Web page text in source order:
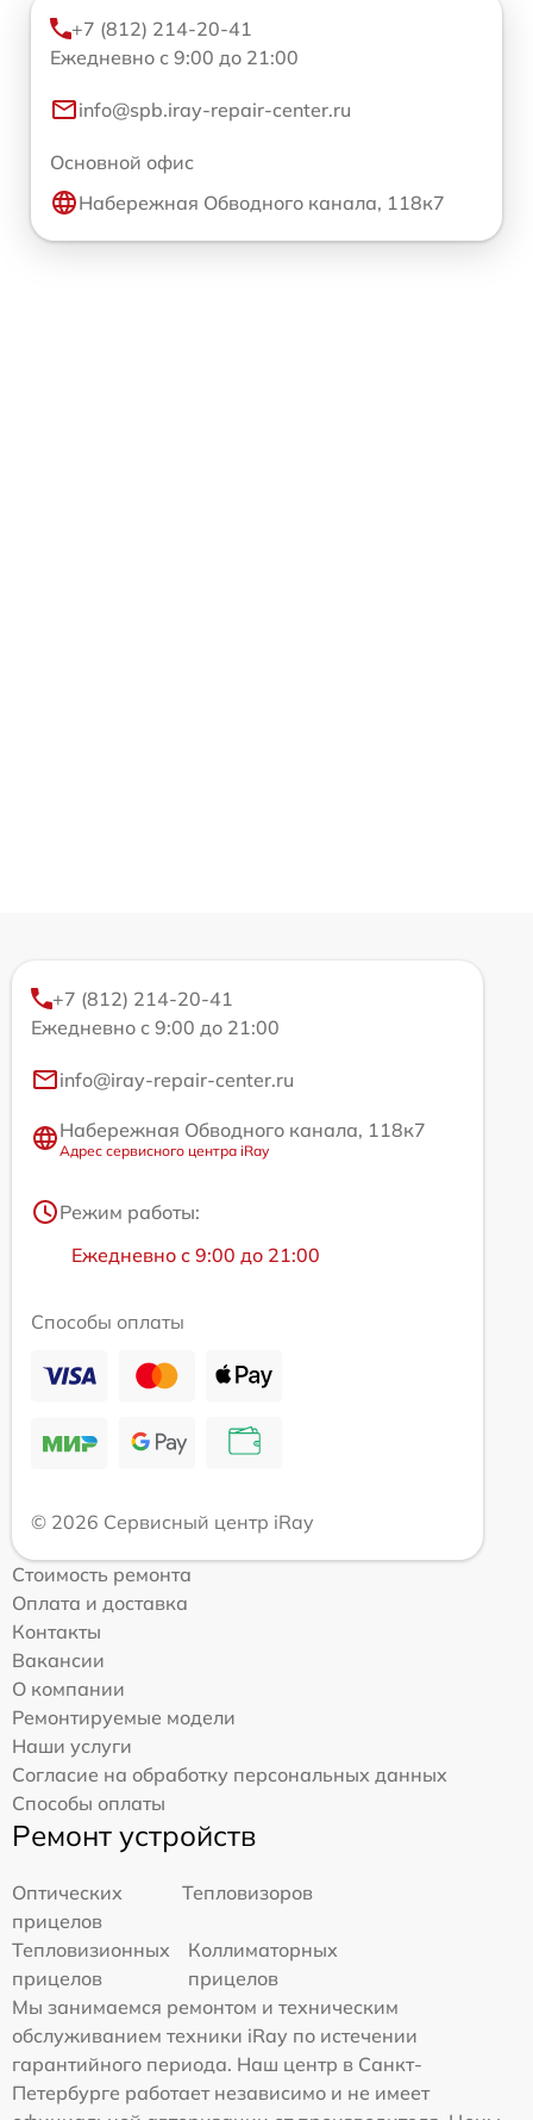
+7 (812) 214-20-41
Ежедневно с 9:00 до 21:00
info@spb.iray-repair-center.ru
Основной офис
Набережная Обводного канала, 118к7
+7 (812) 214-20-41
Ежедневно с 9:00 до 21:00
info@iray-repair-center.ru
Набережная Обводного канала, 118к7
Адрес сервисного центра iRay
Режим работы:
Ежедневно с 9:00 до 21:00
Способы оплаты
© 2026 Сервисный центр iRay
Стоимость ремонта
Оплата и доставка
Контакты
Вакансии
О компании
Ремонтируемые модели
Наши услуги
Согласие на обработку персональных данных
Способы оплаты
Ремонт устройств
Оптических
прицелов
Тепловизоров
Тепловизионных
прицелов
Коллиматорных
прицелов
Мы занимаемся ремонтом и техническим
обслуживанием техники iRay по истечении
гарантийного периода. Наш центр в Санкт-
Петербурге работает независимо и не имеет